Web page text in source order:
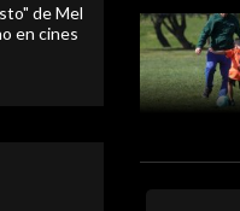
de Mel
en cines